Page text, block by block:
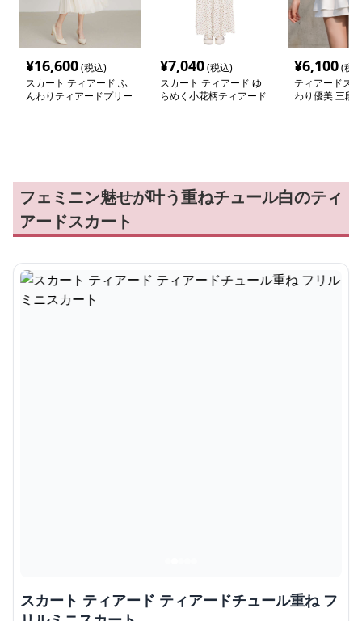
¥16,600(税込)
スカート ティアード ふ
んわりティアードプリー
¥7,040(税込)
スカート ティアード ゆ
らめく小花柄ティアード
¥6,100(税
ティアードス
わり優美 三段
フェミニン魅せが叶う重ねチュール白のティ
アードスカート
スカート ティアード ティアードチュール重ね フ